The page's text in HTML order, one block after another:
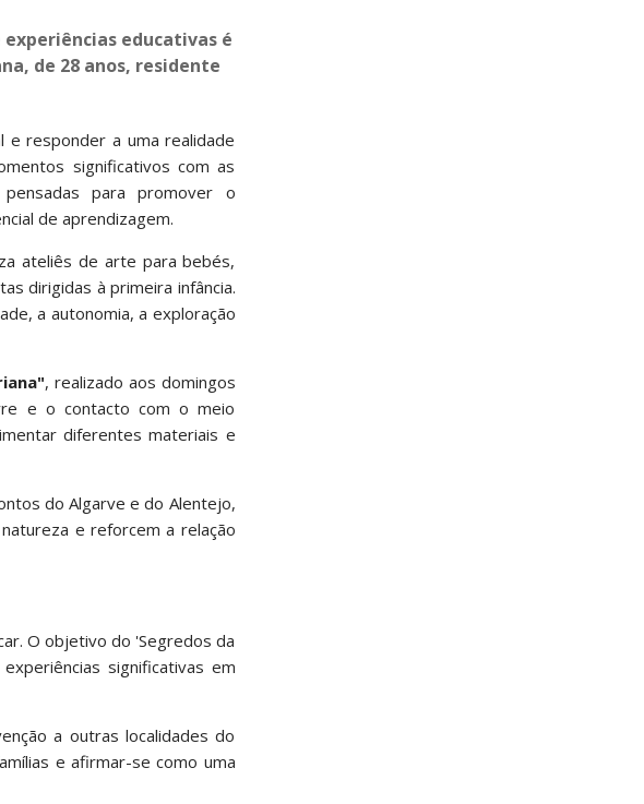
educativas é
de 28 anos, residente
e responder a uma realidade
significativos com as
para promover o
de aprendizagem.
ateliês de arte para bebés,
dirigidas à primeira infância.
a autonomia, a exploração
, realizado aos domingos
e o contacto com o meio
diferentes materiais e
do Algarve e do Alentejo,
e reforcem a relação
O objetivo do 'Segredos da
significativas em
a outras localidades do
e afirmar-se como uma